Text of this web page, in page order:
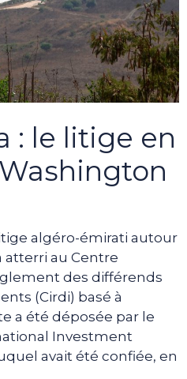
: le litige en
algéro-émirati autour
atterri au Centre
des différends
(Cirdi) basé à
a été déposée par le
Investment
avait été confiée, en